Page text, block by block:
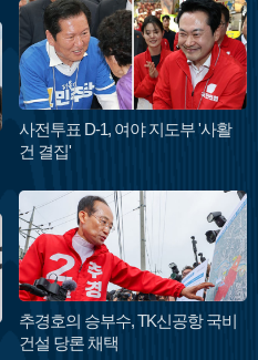
사전투표 D-1, 여야 지도부 '사활
건 결집'
추경호의 승부수, TK신공항 국비
건설 당론 채택